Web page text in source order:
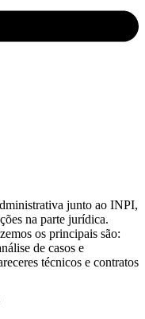
junto ao INPI,
na parte jurídica.
os principais são:
de casos e
técnicos e contratos